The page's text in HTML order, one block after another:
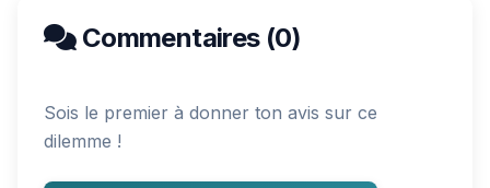
Commentaires (0)
Sois le premier à donner ton avis sur ce
dilemme !